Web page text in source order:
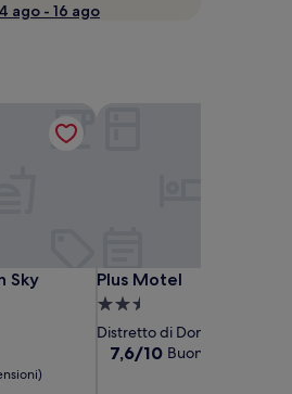
ago - 16 ago
SkyGarden
Sky Garden
Plus Motel
Plus Motel
Struttura
a
2.5
Distretto di Dong
7.6
7,6/10 Buono